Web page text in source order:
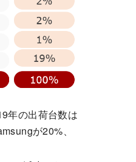
年の出荷台数は
が20%、